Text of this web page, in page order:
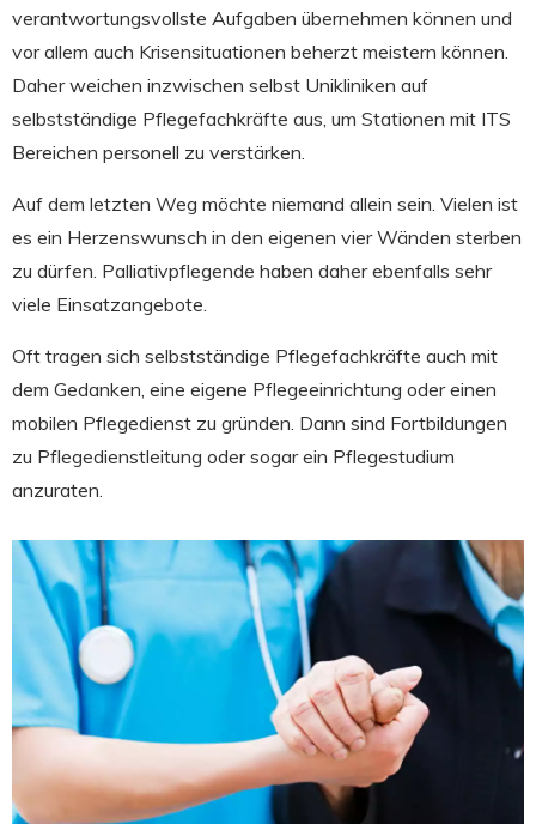
verantwortungsvollste Aufgaben übernehmen können und
vor allem auch Krisensituationen beherzt meistern können.
Daher weichen inzwischen selbst Unikliniken auf
selbstständige Pflegefachkräfte aus, um Stationen mit ITS
Bereichen personell zu verstärken.
Auf dem letzten Weg möchte niemand allein sein. Vielen ist
es ein Herzenswunsch in den eigenen vier Wänden sterben
zu dürfen. Palliativpflegende haben daher ebenfalls sehr
viele Einsatzangebote.
Oft tragen sich selbstständige Pflegefachkräfte auch mit
dem Gedanken, eine eigene Pflegeeinrichtung oder einen
mobilen Pflegedienst zu gründen. Dann sind Fortbildungen
zu Pflegedienstleitung oder sogar ein Pflegestudium
anzuraten.